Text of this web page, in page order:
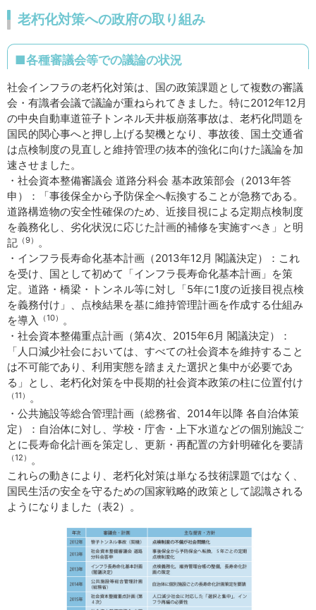
老朽化対策への政府の取り組み
■各種審議会等での議論の状況
社会インフラの老朽化対策は、国の政策課題として複数の審議
会・有識者会議で議論が重ねられてきました。特に2012年12月
の中央自動車道笹子トンネル天井板崩落事故は、老朽化問題を
国民的関心事へと押し上げる契機となり、事故後、国土交通省
は点検制度の見直しと維持管理の抜本的強化に向けた議論を加
速させました。
・社会資本整備審議会 道路分科会 基本政策部会（2013年答
申）：「事後保全から予防保全へ転換することが急務である。
道路構造物の安全性確保のため、近接目視による定期点検制度
を義務化し、劣化状況に応じた計画的補修を実施すべき」と明
記 （9） 。
・インフラ長寿命化基本計画（2013年12月 閣議決定）：これ
を受け、国として初めて「インフラ長寿命化基本計画」を策
定。道路・橋梁・トンネル等に対し「5年に1度の近接目視点検
を義務付け」、点検結果を基に維持管理計画を作成する仕組み
を導入
（10） 。
・社会資本整備重点計画（第4次、2015年6月 閣議決定）：
「人口減少社会においては、すべての社会資本を維持すること
は不可能であり、利用実態を踏まえた選択と集中が必要であ
る」とし、老朽化対策を中長期的社会資本政策の柱に位置付け
（11） 。
・公共施設等総合管理計画（総務省、2014年以降 各自治体策
定）：自治体に対し、学校・庁舎・上下水道などの個別施設ご
とに長寿命化計画を策定し、更新・再配置の方針明確化を要請
（12） 。
これらの動きにより、老朽化対策は単なる技術課題ではなく、
国民生活の安全を守るための国家戦略的政策として認識される
ようになりました（表2）。